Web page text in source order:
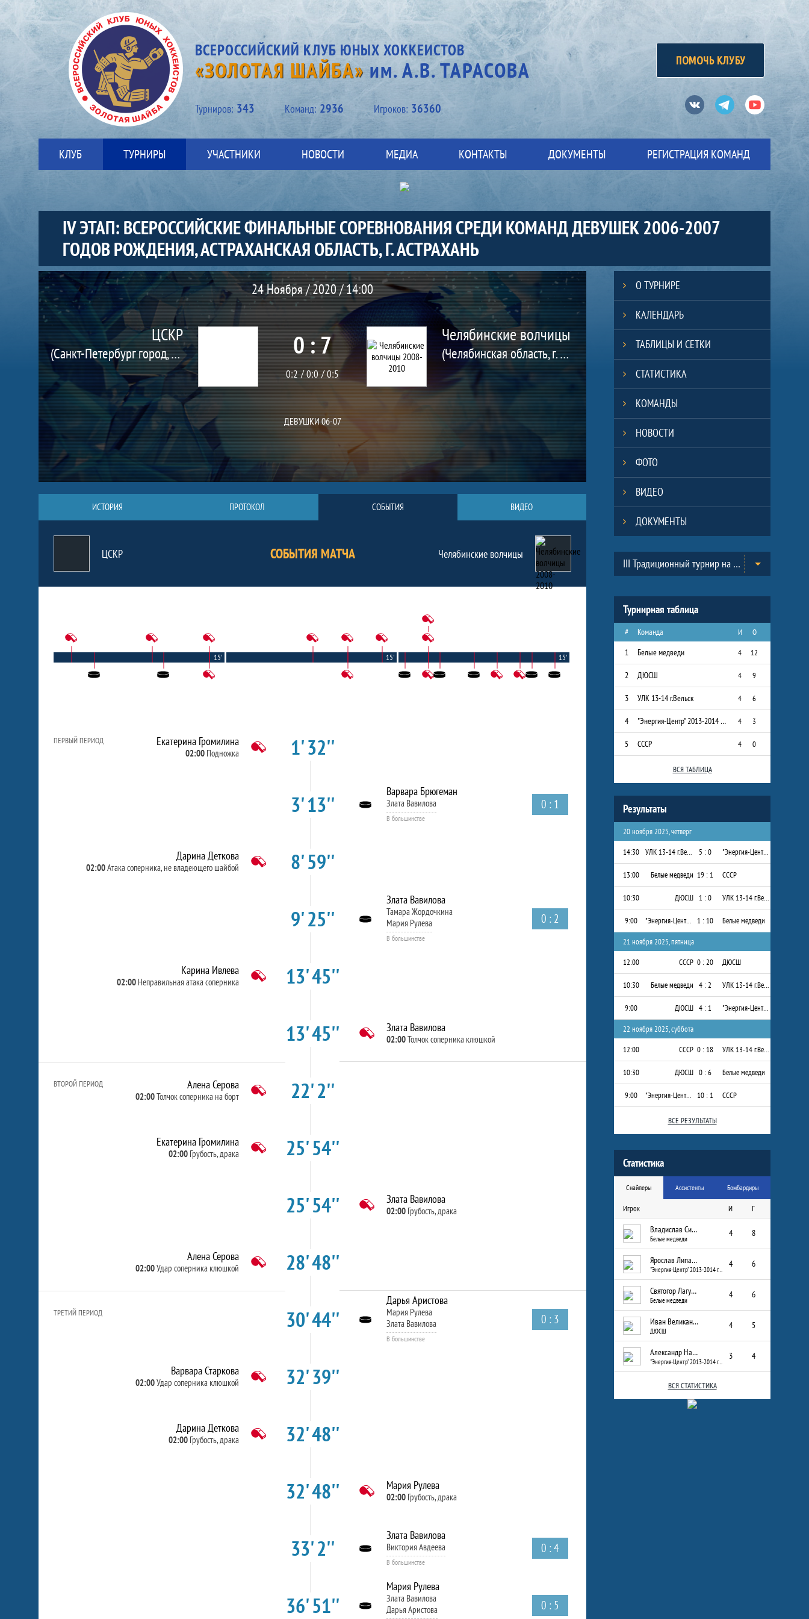
ВСЕРОССИЙСКИЙ КЛУБ ЮНЫХ ХОККЕИСТОВ
«ЗОЛОТАЯ ШАЙБА»им. А.В. ТАРАСОВА
Турниров: 343 Kоманд: 2936 Игроков: 36360
ПОМОЧЬ КЛУБУ
ВконтактеТелеграмЮтуб
КЛУБ ТУРНИРЫ УЧАСТНИКИ НОВОСТИ МЕДИА КОНТАКТЫ ДОКУМЕНТЫ РЕГИСТРАЦИЯ КОМАНД
IV ЭТАП: ВСЕРОССИЙСКИЕ ФИНАЛЬНЫЕ СОРЕВНОВАНИЯ СРЕДИ КОМАНД ДЕВУШЕК 2006-2007
ГОДОВ РОЖДЕНИЯ, АСТРАХАНСКАЯ ОБЛАСТЬ, Г. АСТРАХАНЬ
Матч
24 Ноября / 2020 / 14:00
ЦСКР
(Санкт-Петербург город, Санкт-Петербург) 0 : 7
0:2 0:0 0:5
Челябинские волчицы
(Челябинская область, г. Челябинск)
ДЕВУШКИ 06-07
ИСТОРИЯ ПРОТОКОЛ СОБЫТИЯ ВИДЕО
ЦСКР СОБЫТИЯ МАТЧА Челябинские волчицы
15' 15' 15'
ПЕРВЫЙ ПЕРИОД Екатерина Громилина
02:00 Подножка 1' 32''
3' 13'' Варвара Брюгеман
Злата Вавилова
В большинстве
0 : 1
Дарина Деткова
02:00Атака соперника, не владеющего шайбой 8' 59''
9' 25''
Злата Вавилова
Тамара Жордочкина
Мария Рулева
В большинстве
0 : 2
Карина Ивлева
02:00 Неправильная атака соперника 13' 45''
13' 45'' Злата Вавилова
02:00Толчок соперника клюшкой
ВТОРОЙ ПЕРИОД Алена Серова
02:00Толчок соперника на борт 22' 2''
Екатерина Громилина
02:00 Грубость, драка 25' 54''
25' 54'' Злата Вавилова
02:00 Грубость, драка
Алена Серова
02:00Удар соперника клюшкой 28' 48''
ТРЕТИЙ ПЕРИОД 30' 44''
Дарья Аристова
Мария Рулева
Злата Вавилова
В большинстве
0 : 3
Варвара Старкова
02:00Удар соперника клюшкой 32' 39''
Дарина Деткова
02:00 Грубость, драка 32' 48''
32' 48'' Мария Рулева
02:00 Грубость, драка
33' 2'' Злата Вавилова
Виктория Авдеева
В большинстве
0 : 4
36' 51''
Мария Рулева
Злата Вавилова
Дарья Аристова
0 : 5
О ТУРНИРЕ
КАЛЕНДАРЬ
ТАБЛИЦЫ И СЕТКИ
СТАТИСТИКА
КОМАНДЫ
НОВОСТИ
ФОТО
ВИДЕО
ДОКУМЕНТЫ
Таблицы турнира III Традиционный турнир на призы Всероссийского Клуба юных хоккеистов «Золотая шайба» им. А.В. Тарасова в г.Черноголовка. (2013-2014)
Турнирная таблица
# Команда И О
1 Белые медведи 4 12
2 ДЮСШ 4 9
3 УЛК 13-14 г.Вельск 4 6
4 "Энергия-Центр" 2013-2014 г.р. 4 3
5 СССР 4 0
ВСЯ ТАБЛИЦА
Результаты
20 ноября 2025, четверг
14:30
УЛК 13-14 г.Вельск 5 : 0 "Энергия-Центр" 2013-2014 г.р.
13:00 Белые медведи 19 : 1 СССР
10:30 ДЮСШ 1 : 0 УЛК 13-14 г.Вельск
9:00 "Энергия-Центр" 2013-2014 г.р. 1 : 10 Белые медведи
21 ноября 2025, пятница
12:00
СССР 0 : 20 ДЮСШ
10:30 Белые медведи 4 : 2 УЛК 13-14 г.Вельск
9:00 ДЮСШ 4 : 1 "Энергия-Центр" 2013-2014 г.р.
22 ноября 2025, суббота
12:00
СССР 0 : 18 УЛК 13-14 г.Вельск
10:30 ДЮСШ 0 : 6 Белые медведи
9:00 "Энергия-Центр" 2013-2014 г.р. 10 : 1 СССР
ВСЕ РЕЗУЛЬТАТЫ
Статистика
Снайперы Ассистенты Бомбардиры
Игрок И Г
Владислав Сизых 4 8
Белые медведи
Ярослав Липатов 4 6
"Энергия-Центр" 2013-2014 г.р.
Святогор Лагуткин 4 6
Белые медведи
Иван Великанов 4 5
ДЮСШ
Александр Назаров 3 4
"Энергия-Центр" 2013-2014 г.р.
ВСЯ СТАТИСТИКА